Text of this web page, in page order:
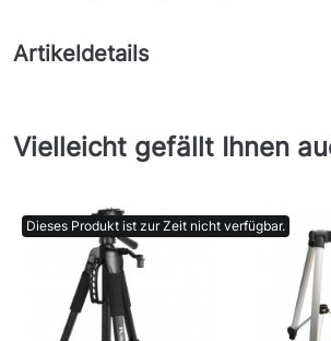
Artikeldetails
Vielleicht gefällt Ihnen
Dieses Produkt ist zur Zeit nicht verfügbar.